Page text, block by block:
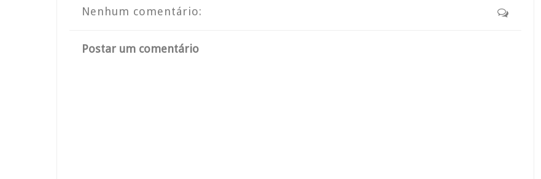
Nenhum comentário:
Postar um comentário